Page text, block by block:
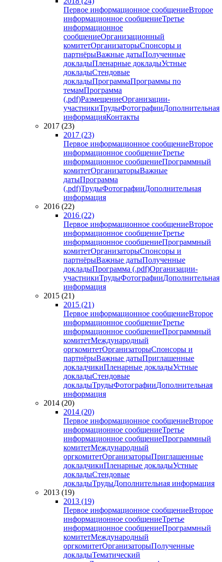
Первое информационное сообщениеВторое
информационное сообщениеТретье
информационное
сообщениеОрганизационный
комитетОрганизаторыСпонсоры и
партнёрыВажные датыПолученные
докладыПленарные докладыУстные
докладыСтендовые
докладыПрограммаПрограммы по
темамПрограмма
(.pdf)РазмещениеОрганизации-
участникиТрудыФотографииДополнительная
информацияКонтакты
2017 (23)
2017 (23)
Первое информационное сообщениеВторое
информационное сообщениеТретье
информационное сообщениеПрограммный
комитетОрганизаторыВажные
датыПрограмма
(.pdf)ТрудыФотографииДополнительная
информация
2016 (22)
2016 (22)
Первое информационное сообщениеВторое
информационное сообщениеТретье
информационное сообщениеПрограммный
комитетОрганизаторыСпонсоры и
партнёрыВажные датыПолученные
докладыПрограмма (.pdf)Организации-
участникиТрудыФотографииДополнительная
информация
2015 (21)
2015 (21)
Первое информационное сообщениеВторое
информационное сообщениеТретье
информационное сообщениеПрограммный
комитетМеждународный
оргкомитетОрганизаторыСпонсоры и
партнёрыВажные датыПриглашенные
докладчикиПленарные докладыУстные
докладыСтендовые
докладыТрудыФотографииДополнительная
информация
2014 (20)
2014 (20)
Первое информационное сообщениеВторое
информационное сообщениеТретье
информационное сообщениеПрограммный
комитетМеждународный
оргкомитетОрганизаторыПриглашенные
докладчикиПленарные докладыУстные
докладыСтендовые
докладыТрудыДополнительная информация
2013 (19)
2013 (19)
Первое информационное сообщениеВторое
информационное сообщениеТретье
информационное сообщениеПрограммный
комитетМеждународный
оргкомитетОрганизаторыПолученные
докладыТематический